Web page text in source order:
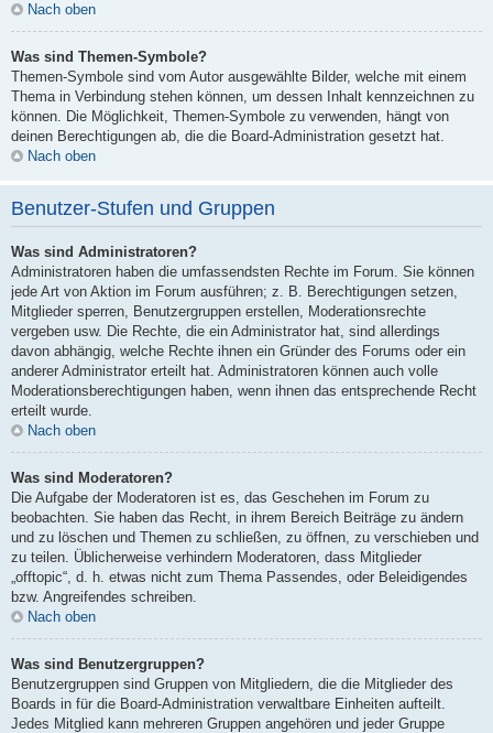
Nach oben
Was sind Themen-Symbole?
Themen-Symbole sind vom Autor ausgewählte Bilder, welche mit einem
Thema in Verbindung stehen können, um dessen Inhalt kennzeichnen zu
können. Die Möglichkeit, Themen-Symbole zu verwenden, hängt von
deinen Berechtigungen ab, die die Board-Administration gesetzt hat.
Nach oben
Benutzer-Stufen und Gruppen
Was sind Administratoren?
Administratoren haben die umfassendsten Rechte im Forum. Sie können
jede Art von Aktion im Forum ausführen; z. B. Berechtigungen setzen,
Mitglieder sperren, Benutzergruppen erstellen, Moderationsrechte
vergeben usw. Die Rechte, die ein Administrator hat, sind allerdings
davon abhängig, welche Rechte ihnen ein Gründer des Forums oder ein
anderer Administrator erteilt hat. Administratoren können auch volle
Moderationsberechtigungen haben, wenn ihnen das entsprechende Recht
erteilt wurde.
Nach oben
Was sind Moderatoren?
Die Aufgabe der Moderatoren ist es, das Geschehen im Forum zu
beobachten. Sie haben das Recht, in ihrem Bereich Beiträge zu ändern
und zu löschen und Themen zu schließen, zu öffnen, zu verschieben und
zu teilen. Üblicherweise verhindern Moderatoren, dass Mitglieder
„offtopic“, d. h. etwas nicht zum Thema Passendes, oder Beleidigendes
bzw. Angreifendes schreiben.
Nach oben
Was sind Benutzergruppen?
Benutzergruppen sind Gruppen von Mitgliedern, die die Mitglieder des
Boards in für die Board-Administration verwaltbare Einheiten aufteilt.
Jedes Mitglied kann mehreren Gruppen angehören und jeder Gruppe